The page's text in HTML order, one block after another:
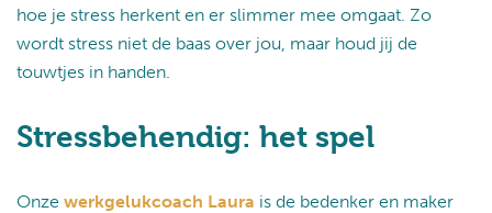
hoe je stress herkent en er slimmer mee omgaat. Zo
wordt stress niet de baas over jou, maar houd jij de
touwtjes in handen.
Stressbehendig: het spel
Onze werkgelukcoach Laura is de bedenker en maker